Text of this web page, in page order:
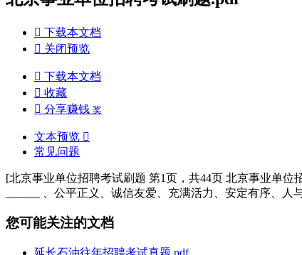
 下载本文档
 关闭预览
 下载本文档
 收藏
 分享赚钱 奖
文本预览 
常见问题
[北京事业单位招聘考试刷题 第1页，共44页 北京事业单
______ 、公平正义、诚信友爱、充满活力、安定有序
您可能关注的文档